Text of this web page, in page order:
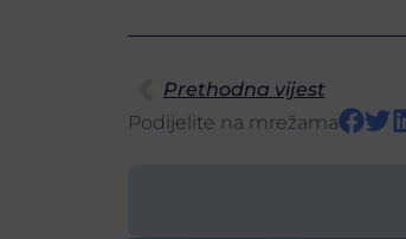
Prethodna vijest
Podijelite na mrežama